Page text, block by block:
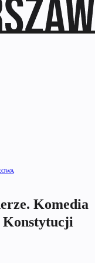
Komedia
Konstytucji